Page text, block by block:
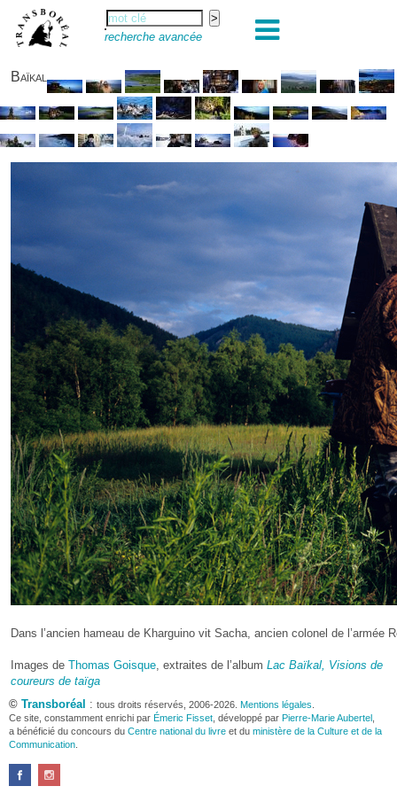
recherche avancée
Baïkal
Dans l’ancien hameau de Kharguino vit Sacha, ancien colonel de
Images de Thomas Goisque, extraites de l’album Lac Baïkal, Visions de
coureurs de taïga
© Transboréal : tous droits réservés, 2006-2026. Mentions légales
Ce site, constamment enrichi par Émeric Fisset , développé par Pierre-Marie Aubertel
a bénéficié du concours du Centre national du livre et du ministère de la Culture et de la
Communication